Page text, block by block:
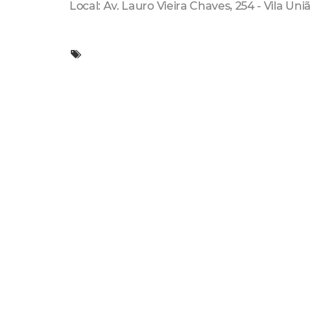
Local: Av. Lauro Vieira Chaves, 254 - Vila